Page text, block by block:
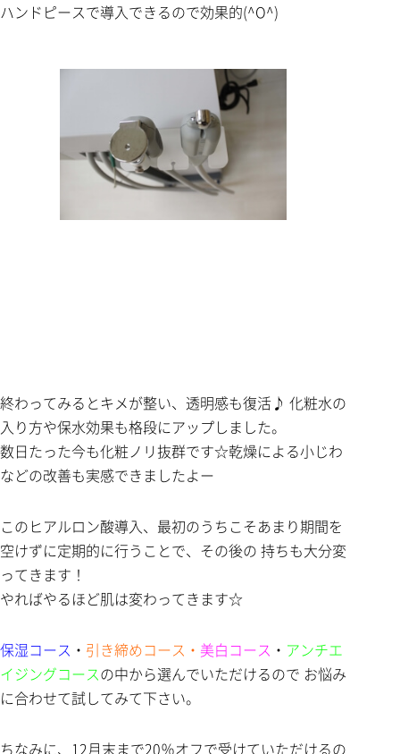
ハンドピースで導入できるので効果的(^O^)
終わってみるとキメが整い、透明感も復活♪ 化粧水の
入り方や保水効果も格段にアップしました。
数日たった今も化粧ノリ抜群です☆乾燥による小じわ
などの改善も実感できましたよー
このヒアルロン酸導入、最初のうちこそあまり期間を
空けずに定期的に行うことで、その後の 持ちも大分変
ってきます！
やればやるほど肌は変わってきます☆
保湿コース ・ 引き締めコース・ 美白コース ・ アンチエ
イジングコースの中から選んでいただけるので お悩み
に合わせて試してみて下さい。
ちなみに、12月末まで20％オフで受けていただけるの